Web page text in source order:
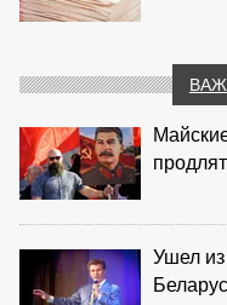
Ушел